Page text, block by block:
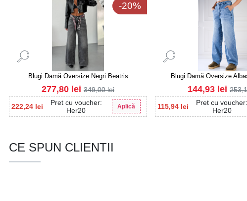
-20%
Blugi Damă Oversize Negri Beatris
222,24 lei
Pret cu voucher:
Her20
Aplică
277,80 lei 349,00lei
Blugi Damă Oversize
115,94 lei
Pret cu voucher:
Her20
144,93 lei
CE SPUN CLIENTII